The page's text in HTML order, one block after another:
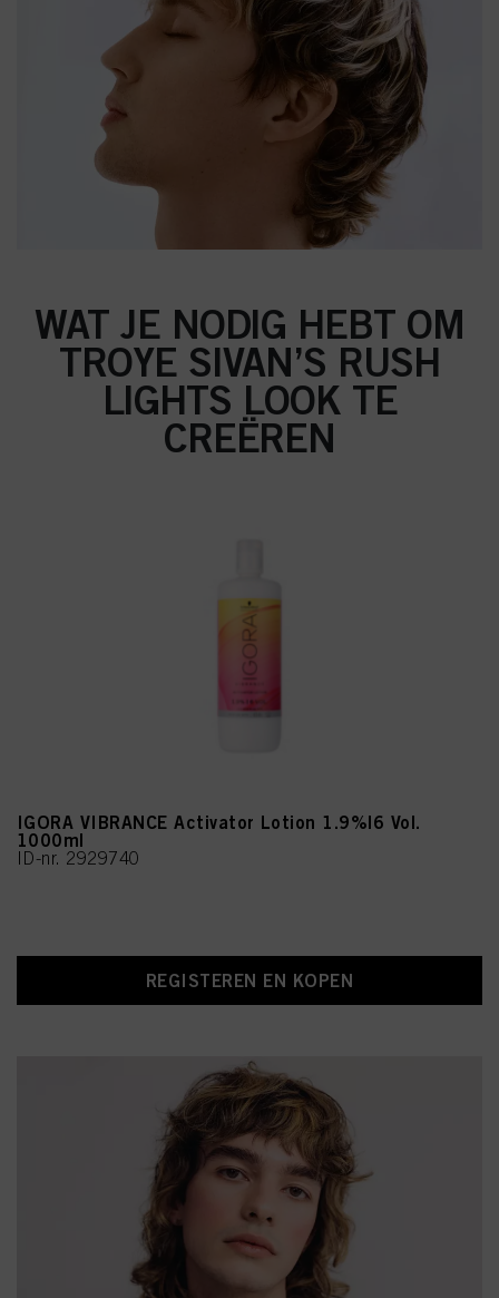
WAT JE NODIG HEBT OM
TROYE SIVAN’S RUSH
LIGHTS LOOK TE
CREËREN
IGORA VIBRANCE Activator Lotion 1.9%|6 Vol.
1000ml
ID-nr. 2929740
REGISTEREN EN KOPEN